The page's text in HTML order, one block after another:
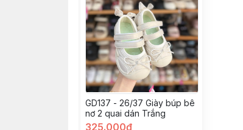
GD137 - 26/37 Giày búp bê
nơ 2 quai dán Trắng
325.000đ